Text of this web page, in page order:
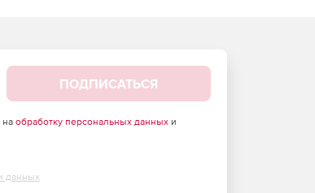
ПОДПИСАТЬСЯ
на обработку персональных данныхи
данных